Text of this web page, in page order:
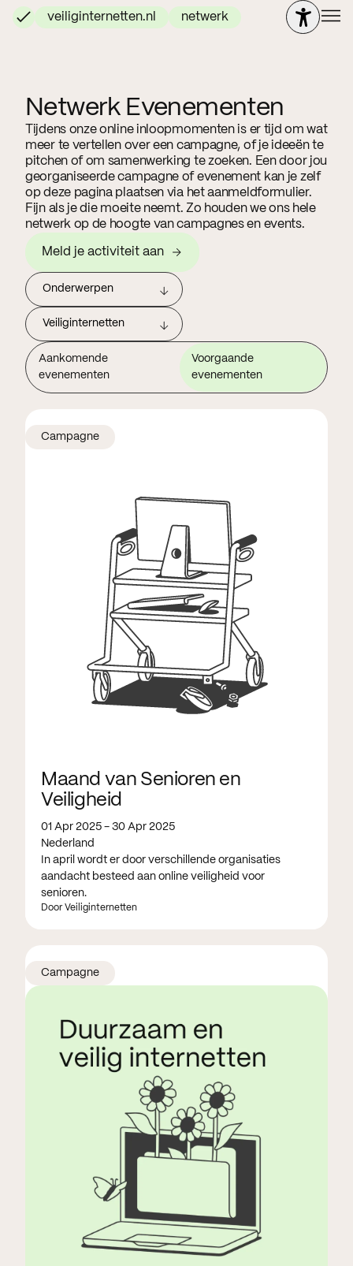
veiliginternetten.nl netwerk
Netwerk Evenementen
Tijdens onze online inloopmomenten is er tijd om wat
meer te vertellen over een campagne, of je ideeën te
pitchen of om samenwerking te zoeken. Een door jou
georganiseerde campagne of evenement kan je zelf
op deze pagina plaatsen via het aanmeldformulier.
Fijn als je die moeite neemt. Zo houden we ons hele
netwerk op de hoogte van campagnes en events.
Meld je activiteit aan
Onderwerpen
Veiliginternetten
Aankomende
evenementen
Voorgaande
evenementen
Maand van Senioren en
Veiligheid
01 Apr 2025 - 30 Apr 2025
Nederland
In april wordt er door verschillende organisaties
aandacht besteed aan online veiligheid voor
senioren.
Door Veiliginternetten
Campagne
Campagne